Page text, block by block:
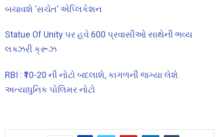
બચાવશે ‘સચેત’ એપ્લિકેશન
Statue Of Unity પર હવે 600 પ્રવાસીઓ સાથેની ભવ્ય
લક્ઝરી ક્રૂઝ
RBI : ₹10-20 ની નોટો બદલાશે, કાગળની જગ્યા લેશે
અત્યાધુનિક પોલિમર નોટો